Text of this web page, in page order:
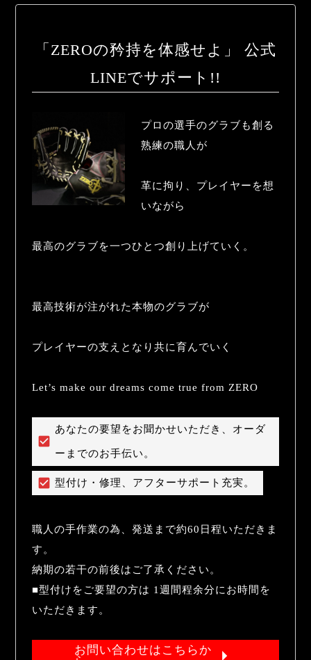
「ZEROの矜持を体感せよ」 公式
LINEでサポート!!
プロの選手のグラブも創る
熟練の職人が
革に拘り、プレイヤーを想
いながら
最高のグラブを一つひとつ創り上げていく。
最高技術が注がれた本物のグラブが
プレイヤーの支えとなり共に育んでいく
Let’s make our dreams come true from ZERO
あなたの要望をお聞かせいただき、オーダ
ーまでのお手伝い。
型付け・修理、アフターサポート充実。
職人の手作業の為、発送まで約60日程いただきま
す。
納期の若干の前後はご了承ください。
■型付けをご要望の方は 1週間程余分にお時間を
いただきます。
お問い合わせはこちらか